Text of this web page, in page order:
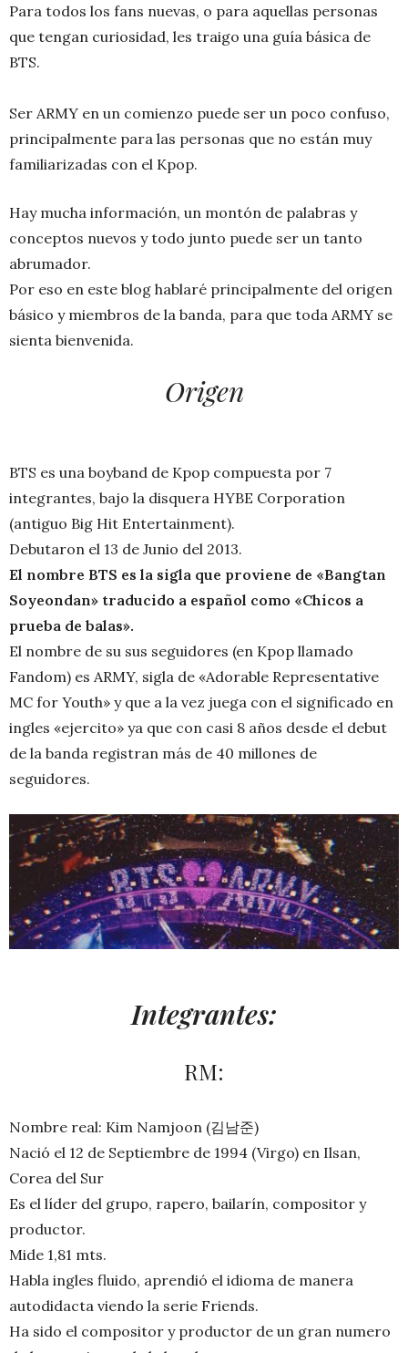
Para todos los fans nuevas, o para aquellas personas
que tengan curiosidad, les traigo una guía básica de
BTS.
Ser ARMY en un comienzo puede ser un poco confuso,
principalmente para las personas que no están muy
familiarizadas con el Kpop.
Hay mucha información, un montón de palabras y
conceptos nuevos y todo junto puede ser un tanto
abrumador.
Por eso en este blog hablaré principalmente del origen
básico y miembros de la banda, para que toda ARMY se
sienta bienvenida.
Origen
BTS es una boyband de Kpop compuesta por 7
integrantes, bajo la disquera HYBE Corporation
(antiguo Big Hit Entertainment).
Debutaron el 13 de Junio del 2013.
El nombre BTS es la sigla que proviene de «Bangtan
Soyeondan» traducido a español como «Chicos a
prueba de balas».
El nombre de su sus seguidores (en Kpop llamado
Fandom) es ARMY, sigla de «Adorable Representative
MC for Youth» y que a la vez juega con el significado en
ingles «ejercito» ya que con casi 8 años desde el debut
de la banda registran más de 40 millones de
seguidores.
Integrantes:
RM:
Nombre real: Kim Namjoon (김남준)
Nació el 12 de Septiembre de 1994 (Virgo) en Ilsan,
Corea del Sur
Es el líder del grupo, rapero, bailarín, compositor y
productor.
Mide 1,81 mts.
Habla ingles fluido, aprendió el idioma de manera
autodidacta viendo la serie Friends.
Ha sido el compositor y productor de un gran numero